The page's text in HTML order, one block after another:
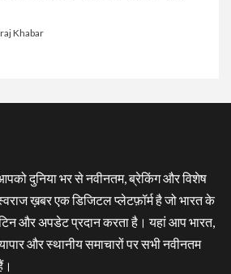
Khabar
दुनिया भर से नवीनतम, ब्रेकिंग और विशेष
ख़बर एक डिजिटल प्लेटफ़ॉर्म है जो भारत के
और अपडेट प्रदान करता है। यहां आप भारत,
और स्थानीय समाचारों पर सभी नवीनतम